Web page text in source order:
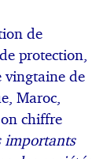
de
protection,
vingtaine de
Maroc,
chiffre
importants